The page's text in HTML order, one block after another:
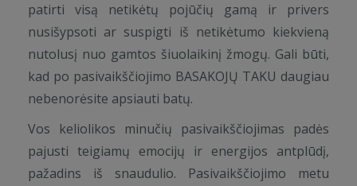
patirti visą netikėtų pojūčių gamą ir privers
nusišypsoti ar suspigti iš netikėtumo kiekvieną
nutolusį nuo gamtos šiuolaikinį žmogų. Gali būti,
kad po pasivaikščiojimo BASAKOJŲ TAKU daugiau
nebenorėsite apsiauti batų.
Vos keliolikos minučių pasivaikščiojimas padės
pajusti teigiamų emocijų ir energijos antplūdį,
pažadins iš snaudulio. Pasivaikščiojimo metu